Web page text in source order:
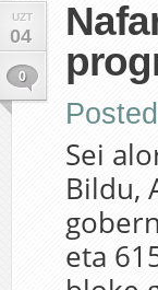
UZT
04
0
Sei
Bildu,
eta